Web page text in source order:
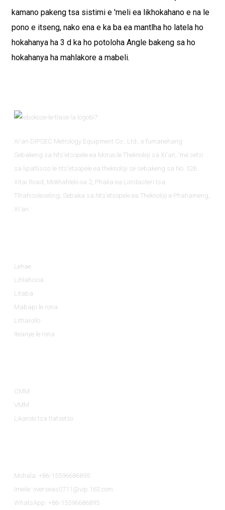
kamano pakeng tsa sistimi e 'meli ea likhokahano e na le
pono e itseng, nako ena e ka ba ea mantlha ho latela ho
hokahanya ha 3 d ka ho potoloha Angle bakeng sa ho
hokahanya ha mahlakore a mabeli.
Xi'an DIPSEC Metrology Equipment Co., Ltd., e fumanehang
Sebakeng sa Nts'etsopele ea Moruo le Theknoloji sa Xi'an, 'me setsi
sa lipatlisiso le nts'etsopele ea theknoloji se sebakeng sa No. 526
Xitai Road, Mokhahlelo oa 2, Phaka ea Liindasteri tsa
Tlhahisoleseling, Sebaka sa Nts'etsopele ea Theknoloji e Phahameng,
Xi'an.
Lehae
Lihlahisoa
Litaba
Mabapi le rona
Litharollo
Iteanye le rona
CMM
VMM
Likarolo tsa tlatsetso
Mohala: +86-15596686895
Imeile: overseas0711@vip.163.com
WhatsApp: +86-15596686895